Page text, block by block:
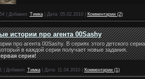
Добавил: Тимка Дата: 05.02.2010 Комментарии (2)
истории про агента 00Sashy
про агента 00Sashy. В сериях этого детского
в каждой серии получает новые задания.
серия!
Добавил: Тимка Дата: 11.04.2010 Комментарии (1)